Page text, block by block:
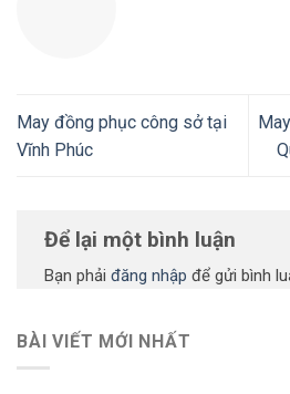
May đồng phục công sở tại
Vĩnh Phúc
Để lại một bình luận
Bạn phải đăng nhập để gửi bình
BÀI VIẾT MỚI NHẤT